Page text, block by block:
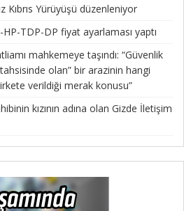
Kıbrıs Yürüyüşü düzenleniyor
TDP-DP fiyat ayarlaması yaptı
mahkemeye taşındı: “Güvenlik
tahsisinde olan” bir arazinin hangi
verildiği merak konusu”
kızının adına olan Gizde İletişim